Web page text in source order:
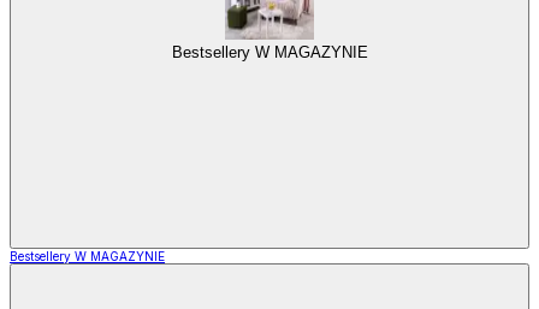
Bestsellery W MAGAZYNIE
Bestsellery W MAGAZYNIE